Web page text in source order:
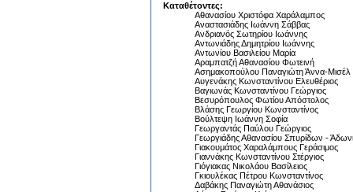
Καταθέτοντες:
Αθανασίου Χριστόφα Χαράλαμπος
Αναστασιάδης Ιωάννη Σάββας
Ανδριανός Σωτηρίου Ιωάννης
Αντωνιάδης Δημητρίου Ιωάννης
Αντωνίου Βασιλείου Μαρία
Αραμπατζή Αθανασίου Φωτεινή
Ασημακοπούλου Παναγιώτη Άννα-Μισέλ
Αυγενάκης Κωνσταντίνου Ελευθέριος
Βαγιωνάς Κωνσταντίνου Γεώργιος
Βεσυρόπουλος Φωτίου Απόστολος
Βλάσης Γεωργίου Κωνσταντίνος
Βούλτεψη Ιωάννη Σοφία
Γεωργαντάς Παύλου Γεώργιος
Γεωργιάδης Αθανασίου Σπυρίδων -
Γιακουμάτος Χαραλάμπους Γεράσιμος
Γιαννάκης Κωνσταντίνου Στέργιος
Γιόγιακας Νικολάου Βασίλειος
Γκιουλέκας Πέτρου Κωνσταντίνος
Δαβάκης Παναγιώτη Αθανάσιος